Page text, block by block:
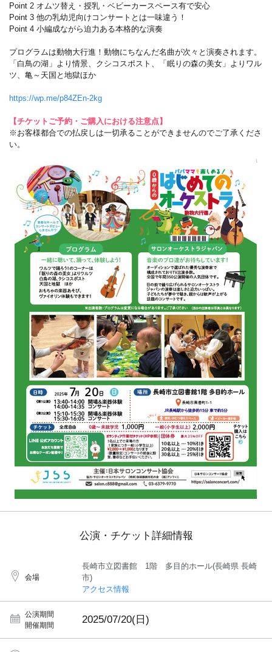
Point 2 オムツ替え・授乳・ベビーカースペース有で安心
Point 3 他の乳幼児向けコンサートとは一味違う！
Point 4 小編成ながら迫力ある本格的な演奏
プログラムは動物大行進！動物にちなんだ名曲が次々と演奏されます。
「白鳥の湖」より情景、クシコスポスト、「眠りの森の美女」よりワル
ツ、亀～天国と地獄ほか
https://wp.me/p84ZEn-2kg
【チケットご予約・ご購入における注意点】
※お客様都合での払戻しは一切承ることができませんのでご了承くださ
い。
公演・チケット詳細情報
会場
長崎市立図書館 1階 多目的ホール(長崎県 長崎
市)
アクセス情報
公演期間
開催期間
2025/07/20(日)